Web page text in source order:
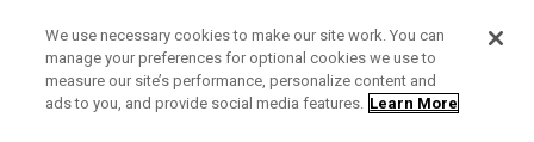
Term of Use Privacy Policy Contact Us
We use necessary cookies to make our site work. You can
manage your preferences for optional cookies we use to
measure our site’s performance, personalize content and
ads to you, and provide social media features. Learn More